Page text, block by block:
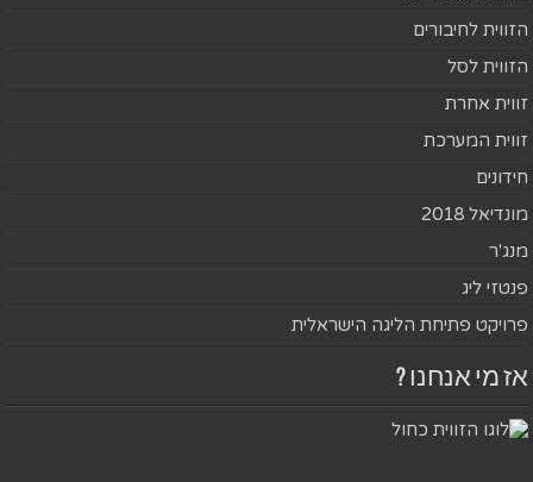
הזווית לחיבורים
הזווית לסל
זווית אחרת
זווית המערכת
חידונים
מונדיאל 2018
מנג'ר
פנטזי ליג
פרויקט פתיחת הליגה הישראלית
אז מי אנחנו ?